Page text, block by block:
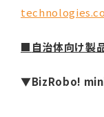
■ 自治体向け製
▼BizRobo!